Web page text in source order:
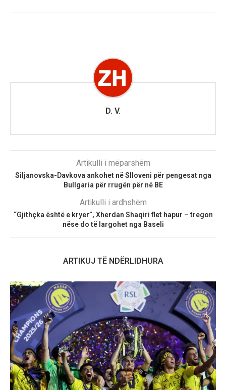
D. V.
Artikulli i mëparshëm
Siljanovska-Davkova ankohet në Slloveni për pengesat nga
Bullgaria për rrugën për në BE
Artikulli i ardhshëm
“Gjithçka është e kryer”, Xherdan Shaqiri flet hapur – tregon
nëse do të largohet nga Baseli
ARTIKUJ TË NDËRLIDHURA